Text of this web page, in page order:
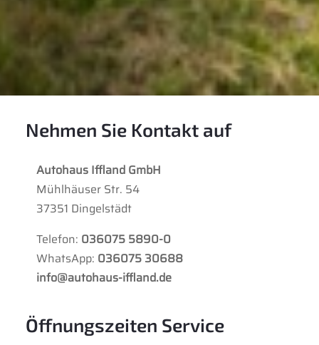
Nehmen Sie Kontakt auf
Autohaus Iffland GmbH
Mühlhäuser Str. 54
37351 Dingelstädt
Telefon: 036075 5890-0
WhatsApp: 036075 30688
info@autohaus-iffland.de
Öffnungszeiten Service